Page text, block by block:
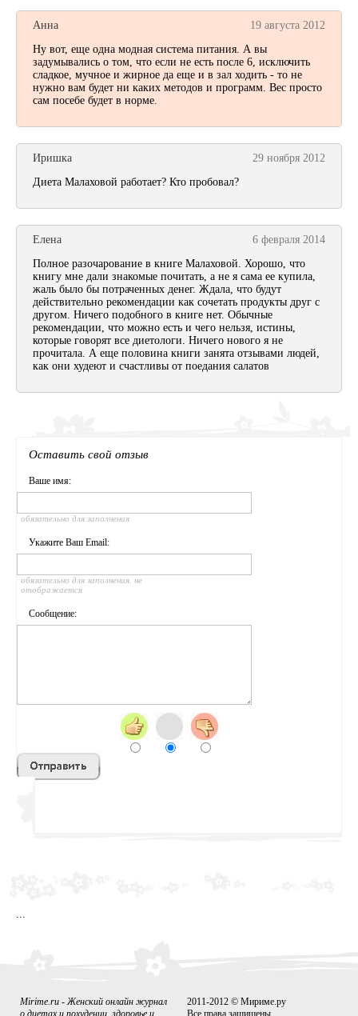
Анна
19 августа 2012
Ну вот, еще одна модная система питания. А вы
задумывались о том, что если не есть после 6, исключить
сладкое, мучное и жирное да еще и в зал ходить - то не
нужно вам будет ни каких методов и программ. Вес просто
сам посебе будет в норме.
Иришка
29 ноября 2012
Диета Малаховой работает? Кто пробовал?
Елена
6 февраля 2014
Полное разочарование в книге Малаховой. Хорошо, что
книгу мне дали знакомые почитать, а не я сама ее купила,
жаль было бы потраченных денег. Ждала, что будут
действительно рекомендации как сочетать продукты друг с
другом. Ничего подобного в книге нет. Обычные
рекомендации, что можно есть и чего нельзя, истины,
которые говорят все диетологи. Ничего нового я не
прочитала. А еще половина книги занята отзывами людей,
как они худеют и счастливы от поедания салатов
Оставить свой отзыв
Ваше имя:
обязательно для заполнения
Укажите Ваш Email:
обязательно для заполнения. не
отображается
Сообщение:
...
Mirime.ru - Женский онлайн журнал
2011-2012 © Мириме.ру